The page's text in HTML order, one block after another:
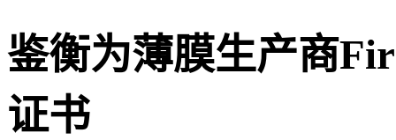
鉴衡为薄膜生产商
证书